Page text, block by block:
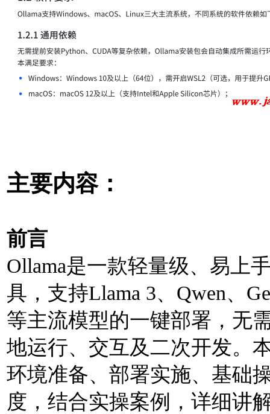
主要内容：
前⾔
Ollama是⼀款轻量级、易上
具，⽀持Llama 3、Qwen、
等主流模型的⼀键部署，⽆
地运⾏、交互及⼆次开发。
环境准备、部署实施、基础
度，结合实操案例，详细讲